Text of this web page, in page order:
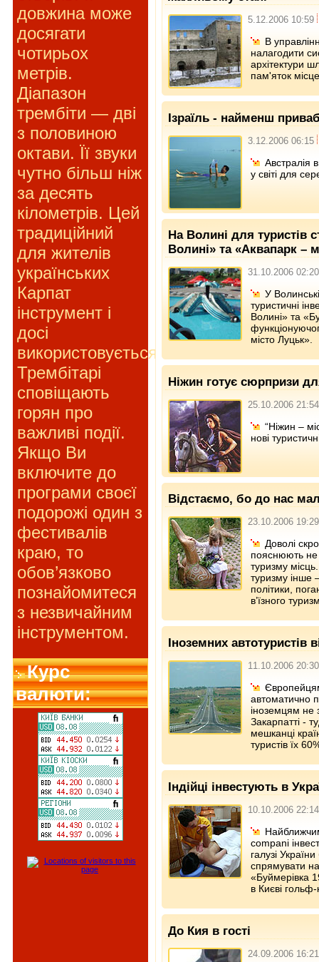
довжина може
досягати
чотирьох
метрів.
Діапазон
трембіти — дві
з половиною
октави. Її звуки
чутно більш ніж
за десять
кілометрів. Цей
традиційний
для жителів
українських
Карпат
інструмент і
досі
використовується.
Трембітарі
сповіщають
горян про
важливі події.
Якщо Ви
включите до
програми своєї
подорожі один з
фестивалів
краю, то
обов’язково
познайомитеся
з незвичайним
інструментом.
Курс
валюти:
5.12.2006 10:59
В
налагодити
архітектури
пам'яток
Ізраїль - найменш
3.12.2006 06:15
Австралія
у світі для
На Волині для туристів
Волині» та «Аквапарк –
31.10.2006 02:20
У
туристичні
Волині» та
місто Луцьк».
Ніжин готує сюрпризи
25.10.2006 21:54
“Ніжин –
нові
Відстаємо, бо до нас
23.10.2006 19:29
Доволі
пояснюють не
туризму
туризму інше
політики,
в’їзного
Іноземних автотуристів
11.10.2006 20:30
автоматично
іноземцям не
Закарпатті -
мешканці
туристів їх
Індійці інвестують в
10.10.2006 22:14
compani
галузі
спрямувати
«Буймерівка
в Києві гольф-
До Кия в гості
24.09.2006 16:21